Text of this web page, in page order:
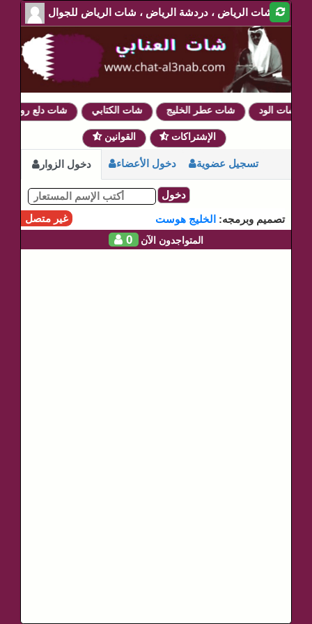
شات الرياض ، دردشة الرياض ، شات الرياض للجوال
شات دلع روحي شات الكتابي شات عطر الخليج شات الود
القوانين الإشتراكات
دخول الزوار دخول الأعضاء تسجيل عضوية
دخول
غير متصل
تصميم وبرمجه: الخليج هوست
0 المتواجدون الآن